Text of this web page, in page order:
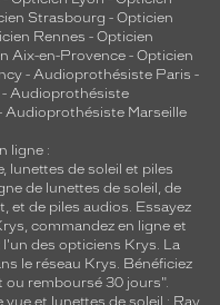
Strasbourg - Opticien
Rennes - Opticien
Aix-en-Provence - Opticien
- Audioprothésiste Paris -
Audioprothésiste
Audioprothésiste Marseille
ligne :
, lunettes de soleil et piles
de lunettes de soleil, de
, et de piles audios. Essayez
commandez en ligne et
des opticiens Krys. La
le réseau Krys. Bénéficiez
ou remboursé 30 jours".
vue et lunettes de soleil : Ray